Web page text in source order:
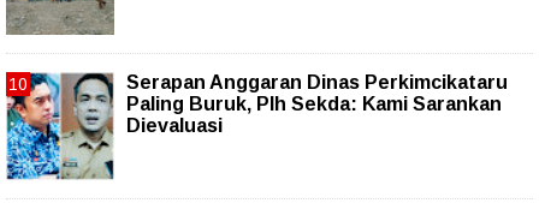
Serapan Anggaran Dinas Perkimcikataru
Paling Buruk, Plh Sekda: Kami Sarankan
Dievaluasi